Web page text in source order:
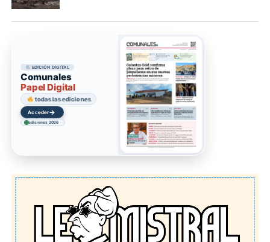
EDICIÓN DIGITAL
Comunales
Papel Digital
todas las ediciones
Acceder→
ediciones 2026